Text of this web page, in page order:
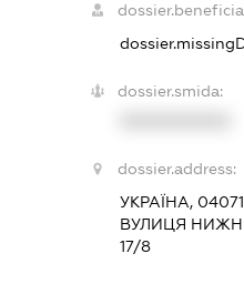
dossier.smida:
dossier.address:
УКРАЇНА,
ВУЛИЦЯ
17/8